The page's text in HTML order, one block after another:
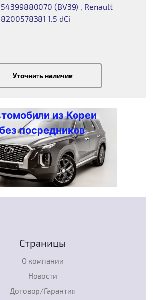
54399880070 (BV39) , Renault
8200578381 1.5 dCi
Уточнить наличие
из Кореи
без посредников
Страницы
О компании
Новости
Договор/Гарантия